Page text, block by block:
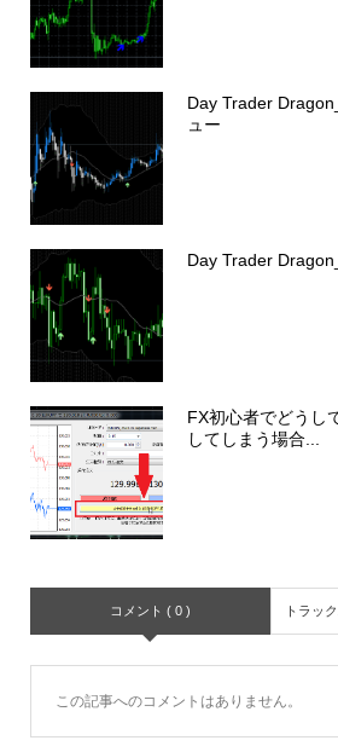
Day Trader
ュー
Day Trader
FX初心者でどうし
してしまう場合...
コメント ( 0 ) トラッ
この記事へのコメントはありません。